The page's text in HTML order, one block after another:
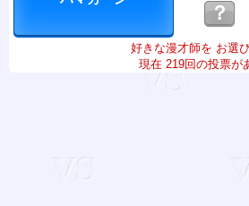
？
好きな漫才師を お選
現在 219回の投票が